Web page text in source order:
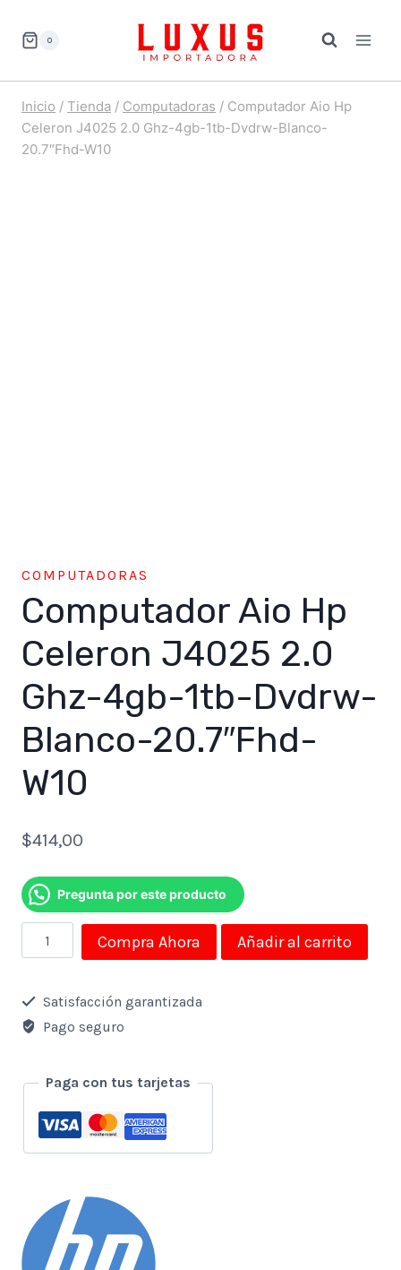
0
Inicio / Tienda / Computadoras / Computador Aio Hp
Celeron J4025 2.0 Ghz-4gb-1tb-Dvdrw-Blanco-
20.7″Fhd-W10
COMPUTADORAS
Computador Aio Hp
Celeron J4025 2.0
Ghz-4gb-1tb-Dvdrw-
Blanco-20.7″Fhd-
W10
$414,00
Pregunta por este producto
Computador
Aio
Hp
Celeron
2.0
Ghz-
4gb-
Blanco-
20.7"Fhd-
Compra Ahora Añadir al carrito
Satisfacción garantizada
Pago seguro
Paga con tus tarjetas